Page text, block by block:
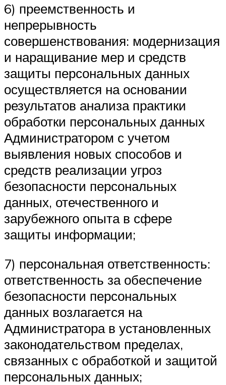
6) преемственность и
непрерывность
совершенствования: модернизация
и наращивание мер и средств
защиты персональных данных
осуществляется на основании
результатов анализа практики
обработки персональных данных
Администратором с учетом
выявления новых способов и
средств реализации угроз
безопасности персональных
данных, отечественного и
зарубежного опыта в сфере
защиты информации;
7) персональная ответственность:
ответственность за обеспечение
безопасности персональных
данных возлагается на
Администратора в установленных
законодательством пределах,
связанных с обработкой и защитой
персональных данных;